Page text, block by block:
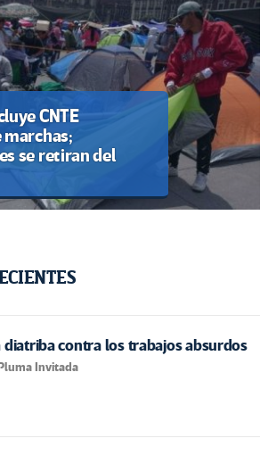
CNTE
marchas;
se retiran del
diatriba contra los trabajos absurdos
Invitada